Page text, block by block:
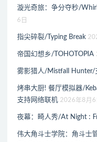
漩光奇旅：争分夺秒/
6日
指尖碎裂/Typing Break
帝国幻想乡/TOHOTOPIA
雾影猎人/Mistfall Hunter/
烤串大厨! 餐厅模拟器/
支持网络联机 2026年8月6
夜幕：畸人秀/At Night :
伟大角斗士学院：角斗士